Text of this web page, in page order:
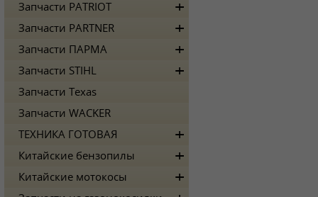
Запчасти PATRIOT
Запчасти PARTNER
Запчасти ПАРМА
Запчасти STIHL
Запчасти Texas
Запчасти WACKER
ТЕХНИКА ГОТОВАЯ
Китайские бензопилы
Китайские мотокосы